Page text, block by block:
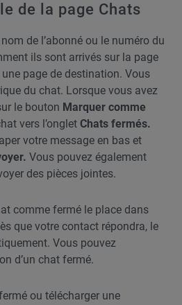
de la page Chats
de l’abonné ou le numéro du
ils sont arrivés sur la page
page de destination. Vous
du chat. Lorsque vous avez
le bouton Marquer comme
vers l’onglet Chats fermés.
votre message en bas et
Vous pouvez également
des pièces jointes.
comme fermé le place dans
que votre contact répondra, le
Vous pouvez
d’un chat fermé.
ou télécharger une